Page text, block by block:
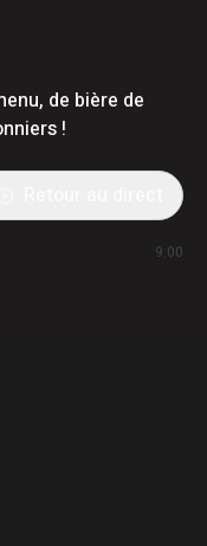
de bière de
!
9:00